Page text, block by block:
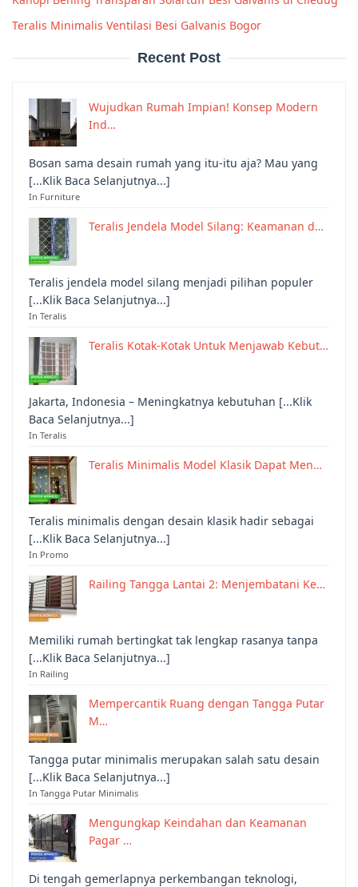
Teralis Minimalis Ventilasi Besi Galvanis Bogor
Recent Post
Wujudkan Rumah Impian! Konsep Modern
Ind…
Bosan sama desain rumah yang itu-itu aja? Mau yang
[...Klik Baca Selanjutnya...]
In Furniture
Teralis Jendela Model Silang: Keamanan d…
Teralis jendela model silang menjadi pilihan populer
[...Klik Baca Selanjutnya...]
In Teralis
Teralis Kotak-Kotak Untuk Menjawab Kebut…
Jakarta, Indonesia – Meningkatnya kebutuhan [...Klik
Baca Selanjutnya...]
In Teralis
Teralis Minimalis Model Klasik Dapat Men…
Teralis minimalis dengan desain klasik hadir sebagai
[...Klik Baca Selanjutnya...]
In Promo
Railing Tangga Lantai 2: Menjembatani Ke…
Memiliki rumah bertingkat tak lengkap rasanya tanpa
[...Klik Baca Selanjutnya...]
In Railing
Mempercantik Ruang dengan Tangga Putar
M…
Tangga putar minimalis merupakan salah satu desain
[...Klik Baca Selanjutnya...]
In Tangga Putar Minimalis
Mengungkap Keindahan dan Keamanan
Pagar …
Di tengah gemerlapnya perkembangan teknologi,